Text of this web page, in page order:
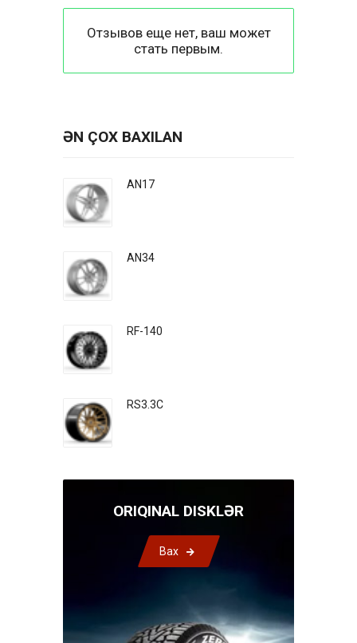
Отзывов еще нет, ваш может
стать первым.
ƏN ÇOX BAXILAN
AN17
AN34
RF-140
RS3.3C
ORIQINAL DISKLƏR
Bax